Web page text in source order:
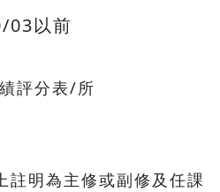
03以前
評分表/所
明為主修或副修及任課